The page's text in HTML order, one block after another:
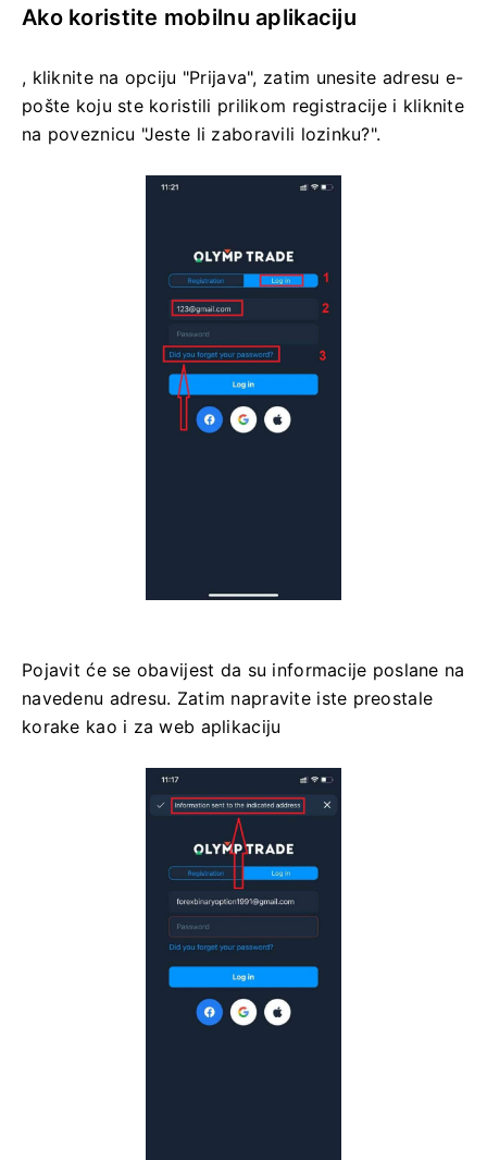
Ako koristite mobilnu aplikaciju
, kliknite na opciju "Prijava", zatim unesite adresu e-
pošte koju ste koristili prilikom registracije i kliknite
na poveznicu "Jeste li zaboravili lozinku?".
Pojavit će se obavijest da su informacije poslane na
navedenu adresu. Zatim napravite iste preostale
korake kao i za web aplikaciju